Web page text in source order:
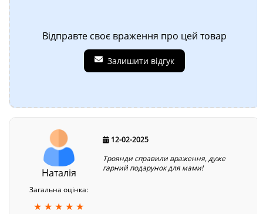
Відправте своє враження про цей товар
Залишити відгук
Наталія
Загальна оцінка:
★ ★ ★ ★ ★
12-02-2025
Троянди справили враження, дуже
гарний подарунок для мами!